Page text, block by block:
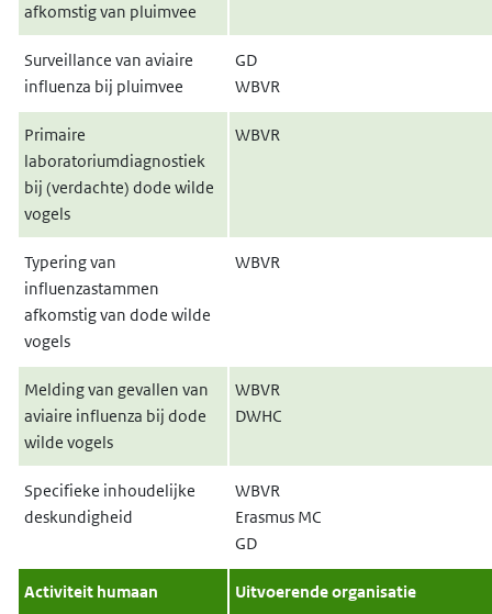
afkomstig van pluimvee
Surveillance van aviaire
influenza bij pluimvee
GD
WBVR
Primaire
laboratoriumdiagnostiek
bij (verdachte) dode wilde
vogels
WBVR
Typering van
influenzastammen
afkomstig van dode wilde
vogels
WBVR
Melding van gevallen van
aviaire influenza bij dode
wilde vogels
WBVR
DWHC
Specifieke inhoudelijke
deskundigheid
WBVR
Erasmus MC
GD
Activiteit humaan Uitvoerende organisatie